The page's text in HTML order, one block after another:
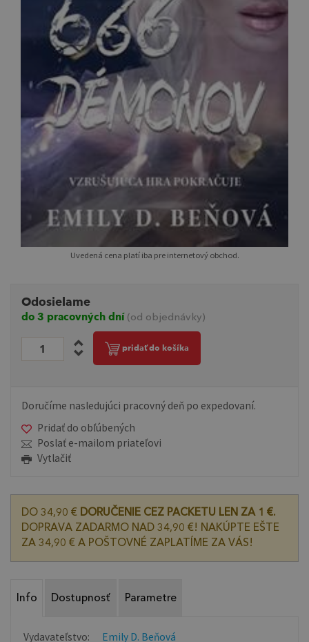
Uvedená cena platí iba pre internetový obchod.
Odosielame
do 3 pracovných dní (od objednávky)
pridať do košíka
Doručíme nasledujúci pracovný deň po expedovaní.
Pridať do obľúbených
Poslať e-mailom priateľovi
Vytlačiť
DO 34,90 € DORUČENIE CEZ PACKETU LEN ZA 1 €.
DOPRAVA ZADARMO NAD 34,90 €! NAKÚPTE EŠTE
ZA 34,90 € A POŠTOVNÉ ZAPLATÍME ZA VÁS!
Info Dostupnosť Parametre
Vydavateľstvo:
Emily D. Beňová